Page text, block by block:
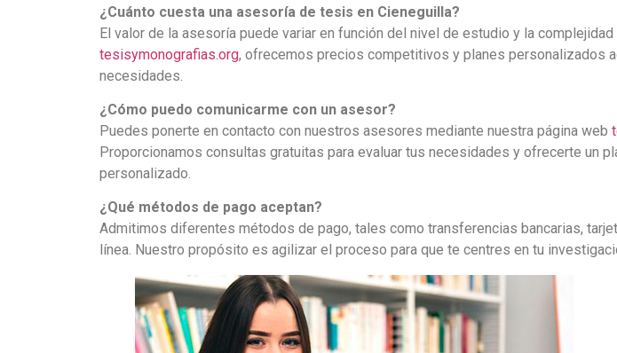
¿Cuánto cuesta una asesoría de tesis en Cieneguilla?
El valor de la asesoría puede variar en función del nivel de estudio y la complejidad
tesisymonografias.org, ofrecemos precios competitivos y planes personalizados
necesidades.
¿Cómo puedo comunicarme con un asesor?
Puedes ponerte en contacto con nuestros asesores mediante nuestra página web
Proporcionamos consultas gratuitas para evaluar tus necesidades y ofrecerte un
personalizado.
¿Qué métodos de pago aceptan?
Admitimos diferentes métodos de pago, tales como transferencias bancarias,
línea. Nuestro propósito es agilizar el proceso para que te centres en tu